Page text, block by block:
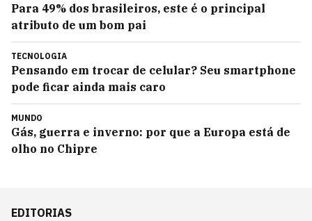
Para 49% dos brasileiros, este é o principal
atributo de um bom pai
TECNOLOGIA
Pensando em trocar de celular? Seu smartphone
pode ficar ainda mais caro
MUNDO
Gás, guerra e inverno: por que a Europa está de
olho no Chipre
EDITORIAS